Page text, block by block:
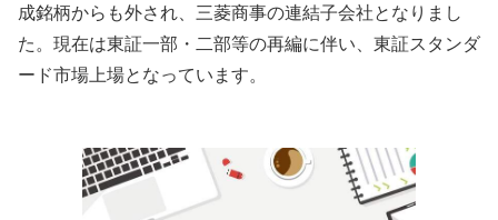
成銘柄からも外され、三菱商事の連結子会社となりまし
た。現在は東証一部・二部等の再編に伴い、東証スタンダ
ード市場上場となっています。